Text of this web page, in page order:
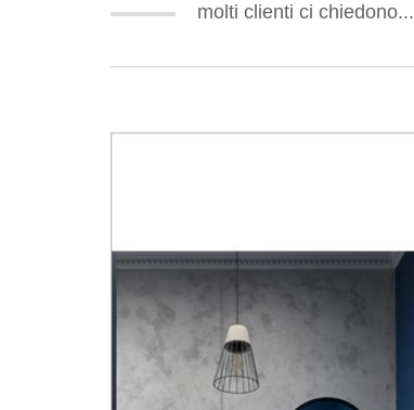
molti clienti ci chiedono...